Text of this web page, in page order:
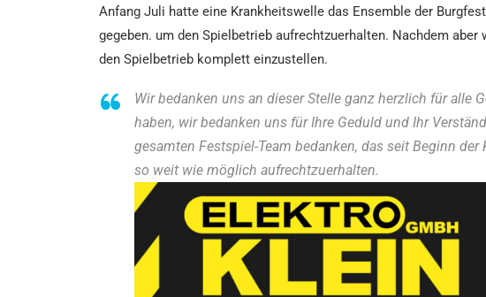
Anfang Juli hatte eine Krankheitswelle das Ensemble der
gegeben. um den Spielbetrieb aufrechtzuerhalten. Nachdem
den Spielbetrieb komplett einzustellen.
Wir bedanken uns an dieser Stelle ganz herzlich für alle
haben, wir bedanken uns für Ihre Geduld und Ihr
gesamten Festspiel-Team bedanken, das seit Beginn
so weit wie möglich aufrechtzuerhalten.